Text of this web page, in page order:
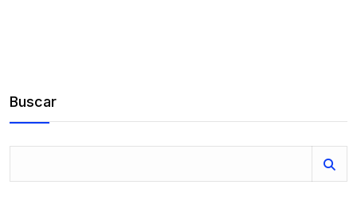
Buscar